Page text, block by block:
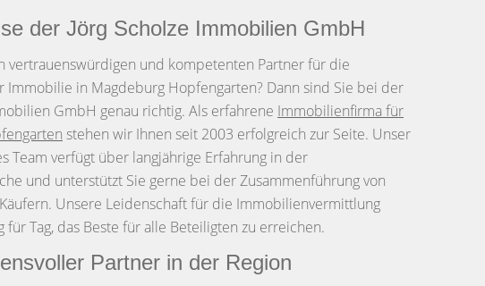
der Jörg Scholze Immobilien GmbH
vertrauenswürdigen und kompetenten Partner für die
Immobilie in Magdeburg Hopfengarten? Dann sind Sie bei der
GmbH genau richtig. Als erfahrene Immobilienfirma für
stehen wir Ihnen seit 2003 erfolgreich zur Seite. Unser
Team verfügt über langjährige Erfahrung in der
und unterstützt Sie gerne bei der Zusammenführung von
Unsere Leidenschaft für die Immobilienvermittlung
für Tag, das Beste für alle Beteiligten zu erreichen.
Partner in der Region